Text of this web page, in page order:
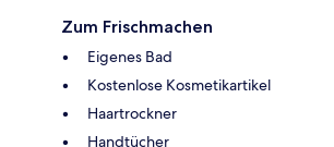
Zum Frischmachen
Eigenes Bad
Kostenlose Kosmetikartikel
Haartrockner
Handtücher